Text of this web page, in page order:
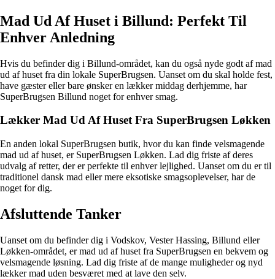
Mad Ud Af Huset i Billund: Perfekt Til
Enhver Anledning
Hvis du befinder dig i Billund-området, kan du også nyde godt af mad
ud af huset fra din lokale SuperBrugsen. Uanset om du skal holde fest,
have gæster eller bare ønsker en lækker middag derhjemme, har
SuperBrugsen Billund noget for enhver smag.
Lækker Mad Ud Af Huset Fra SuperBrugsen Løkken
En anden lokal SuperBrugsen butik, hvor du kan finde velsmagende
mad ud af huset, er SuperBrugsen Løkken. Lad dig friste af deres
udvalg af retter, der er perfekte til enhver lejlighed. Uanset om du er til
traditionel dansk mad eller mere eksotiske smagsoplevelser, har de
noget for dig.
Afsluttende Tanker
Uanset om du befinder dig i Vodskov, Vester Hassing, Billund eller
Løkken-området, er mad ud af huset fra SuperBrugsen en bekvem og
velsmagende løsning. Lad dig friste af de mange muligheder og nyd
lækker mad uden besværet med at lave den selv.